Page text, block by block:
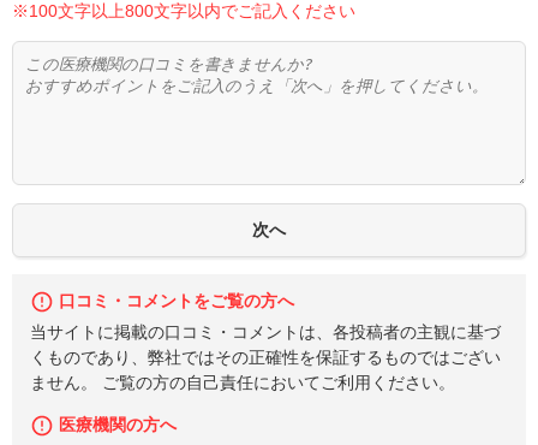
※100文字以上800文字以内でご記入ください
口コミ・コメントをご覧の方へ
当サイトに掲載の口コミ・コメントは、各投稿者の主観に基づ
くものであり、弊社ではその正確性を保証するものではござい
ません。 ご覧の方の自己責任においてご利用ください。
医療機関の方へ